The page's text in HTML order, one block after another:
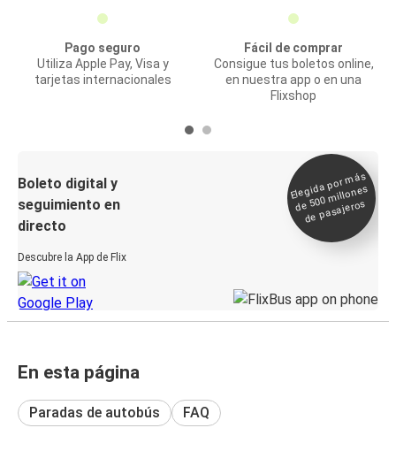
Pago seguro
Utiliza Apple Pay, Visa y
tarjetas internacionales
Fácil de comprar
Consigue tus boletos online,
en nuestra app o en una
Flixshop
Boleto digital y
seguimiento en
directo
Descubre la App de Flix
Elegida por
más
de 500
millones
de pasajeros
En esta página
Paradas de autobús FAQ